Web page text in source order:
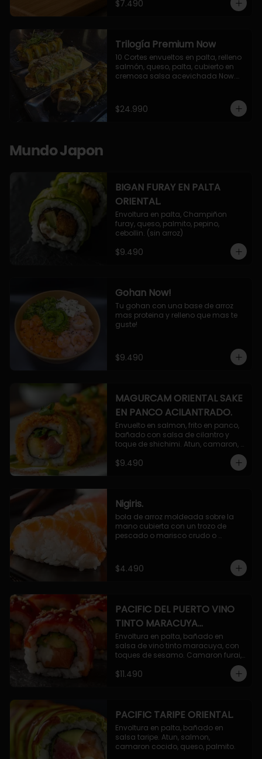
$7.490
Trilogía Premium Now
10 Cortes envueltos en palta, relleno
salmón, queso, palta, cubierto en
cremosa salsa acevichada Now.
palta, cubierto con topping de
chimichurri de la casa flambeado.
$24.990
Mundo Japon
BIGAN FURAY EN PALTA
ORIENTAL.
Envoltura en palta, Champiñon
furay, queso, palmito, pepino,
cebollin. (sin arroz)
$9.490
Gohan Now!
Tu gohan con una base de arroz
mas proteina y relleno que mas te
guste!
$9.490
MAGURCAM ORIENTAL SAKE
EN PANCO ACILANTRADO.
Envuelto en salmon, frito en panco,
bañado con salsa de cilantro y
toque de shichimi. Atun, camaron,
$9.490
Nigiris.
bola de arroz moldeada sobre la
mano cubierta con un trozo de
pescado o marisco crudo o
$4.490
PACIFIC DEL PUERTO VINO
TINTO MARACUYA
ORIENTAL.
Envoltura en palta, bañado en
salsa de vino tinto maracuya, con
toques de sesamo. Camaron furai,
$11.490
PACIFIC TARIPE ORIENTAL.
Envoltura en palta, bañado en
salsa taripe. Atun, salmon,
camaron cocido, queso, palmito.